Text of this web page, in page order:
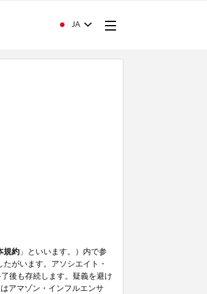
JA
規約 」といいます。）内で参
がいます。アソシエイト・
後も存続します。疑義を避け
アマゾン・インフルエンサ